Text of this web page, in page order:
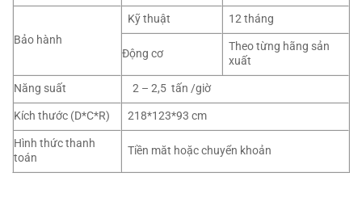
Bảo hành
Kỹ thuật 12 tháng
Động cơ
Theo từng hãng sản
xuất
Năng suất
2 – 2,5 tấn /giờ
Kích thước (D*C*R)
218*123*93 cm
Hình thức thanh
toán
Tiền măt hoặc chuyển khoản